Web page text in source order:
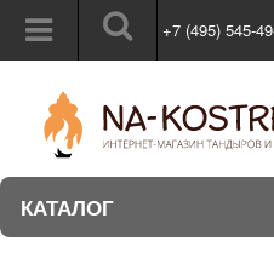
+7 (495) 545-
КАТАЛОГ